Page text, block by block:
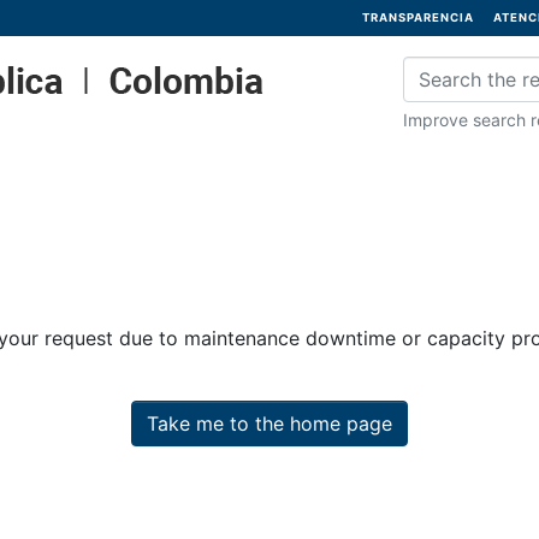
TRANSPARENCIA
Improve search
request due to maintenance downtime or capacity
Take me to the home page